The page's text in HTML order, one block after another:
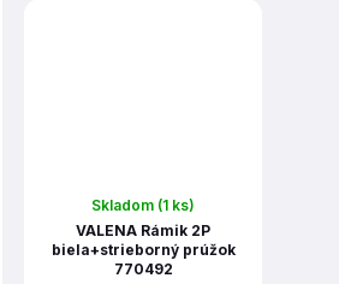
Skladom (1 ks)
VALENA Rámik 2P
biela+strieborný prúžok
770492